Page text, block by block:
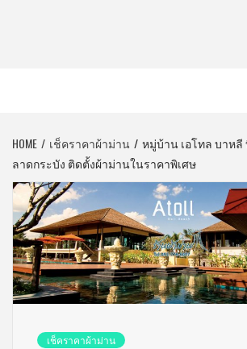
HOME เช็คราคาผ้าม่าน
หมู่บ้าน เอโทล บาห
ลาดกระบัง ติดตั้งผ้าม่านในราคาพิเศษ
เช็คราคาผ้าม่าน